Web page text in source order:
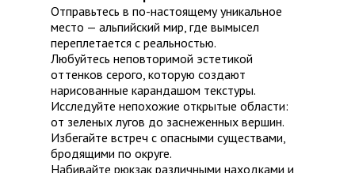
Отправьтесь в по-настоящему уникальное
место — альпийский мир, где вымысел
переплетается с реальностью.
Любуйтесь неповторимой эстетикой
оттенков серого, которую создают
нарисованные карандашом текстуры.
Исследуйте непохожие открытые области:
от зеленых лугов до заснеженных вершин.
Избегайте встреч с опасными существами,
бродящими по округе.
Набивайте рюкзак различными находками и